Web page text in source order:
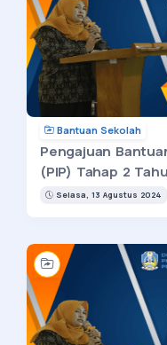
Bantuan Sekolah
Pengajuan
(PIP) Tahap 2
Selasa, 13 Agustus 2024